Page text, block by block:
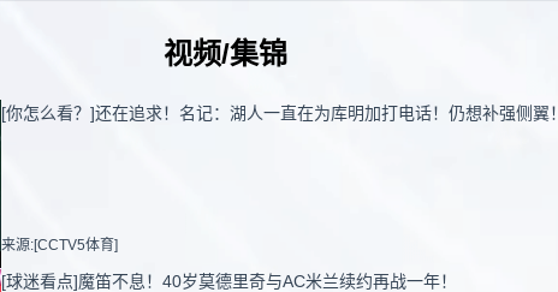
视频/集锦
[你怎么看？]还在追求！名记：湖人一直在为库明加打电话！仍想补强侧翼！
来源:[CCTV5体育]
[球迷看点]魔笛不息！40岁莫德里奇与AC米兰续约再战一年！